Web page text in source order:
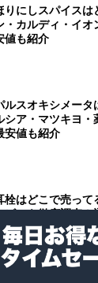
りにしスパイスは
・カルディ・イオ
値も紹介
ルスオキシメータ
シア・マツキヨ・
安値も紹介
栓はどこで売って
ビニを徹底調査！